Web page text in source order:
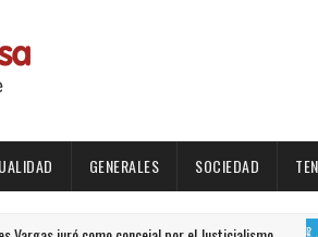
GENERALES SOCIEDAD